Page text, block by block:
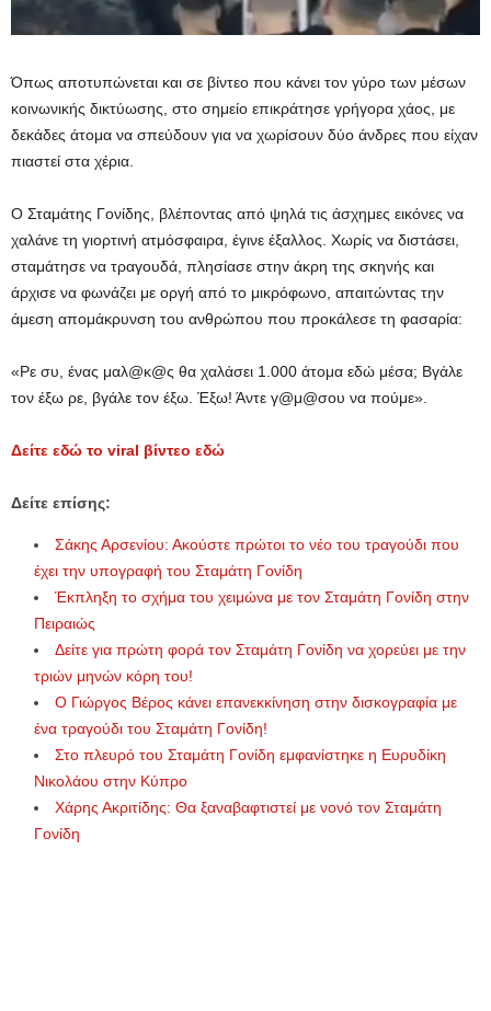
Όπως αποτυπώνεται και σε βίντεο που κάνει τον γύρο των μέσων
κοινωνικής δικτύωσης, στο σημείο επικράτησε γρήγορα χάος, με
δεκάδες άτομα να σπεύδουν για να χωρίσουν δύο άνδρες που είχαν
πιαστεί στα χέρια.
Ο Σταμάτης Γονίδης, βλέποντας από ψηλά τις άσχημες εικόνες να
χαλάνε τη γιορτινή ατμόσφαιρα, έγινε έξαλλος. Χωρίς να διστάσει,
σταμάτησε να τραγουδά, πλησίασε στην άκρη της σκηνής και
άρχισε να φωνάζει με οργή από το μικρόφωνο, απαιτώντας την
άμεση απομάκρυνση του ανθρώπου που προκάλεσε τη φασαρία:
«Ρε συ, ένας μαλ@κ@ς θα χαλάσει 1.000 άτομα εδώ μέσα; Βγάλε
τον έξω ρε, βγάλε τον έξω. Έξω! Άντε γ@μ@σου να πούμε».
Δείτε εδώ το viral βίντεο εδώ
Δείτε επίσης:
Σάκης Αρσενίου: Ακούστε πρώτοι το νέο του τραγούδι που
έχει την υπογραφή του Σταμάτη Γονίδη
Έκπληξη το σχήμα του χειμώνα με τον Σταμάτη Γονίδη στην
Πειραιώς
Δείτε για πρώτη φορά τον Σταμάτη Γονίδη να χορεύει με την
τριών μηνών κόρη του!
Ο Γιώργος Βέρος κάνει επανεκκίνηση στην δισκογραφία με
ένα τραγούδι του Σταμάτη Γονίδη!
Στο πλευρό του Σταμάτη Γονίδη εμφανίστηκε η Ευρυδίκη
Νικολάου στην Κύπρο
Χάρης Ακριτίδης: Θα ξαναβαφτιστεί με νονό τον Σταμάτη
Γονίδη